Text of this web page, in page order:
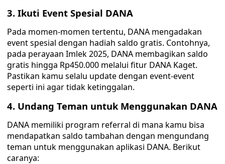
3. Ikuti Event Spesial DANA
Pada momen-momen tertentu, DANA mengadakan
event spesial dengan hadiah saldo gratis. Contohnya,
pada perayaan Imlek 2025, DANA membagikan saldo
gratis hingga Rp450.000 melalui fitur DANA Kaget.
Pastikan kamu selalu update dengan event-event
seperti ini agar tidak ketinggalan.
4. Undang Teman untuk Menggunakan DANA
DANA memiliki program referral di mana kamu bisa
mendapatkan saldo tambahan dengan mengundang
teman untuk menggunakan aplikasi DANA. Berikut
caranya: